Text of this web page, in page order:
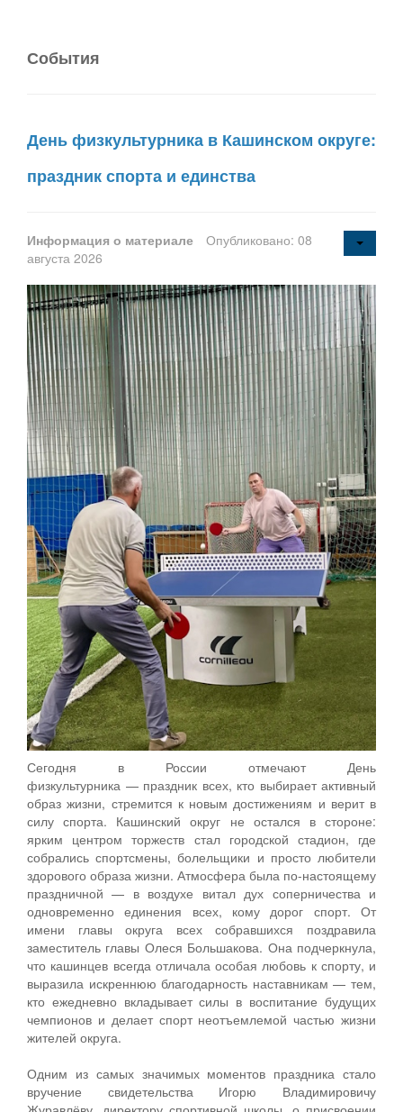
События
День физкультурника в Кашинском округе:
праздник спорта и единства
Информация о материале
Опубликовано: 08
августа 2026
Сегодня в России отмечают День
физкультурника — праздник всех, кто выбирает активный
образ жизни, стремится к новым достижениям и верит в
силу спорта. Кашинский округ не остался в стороне:
ярким центром торжеств стал городской стадион, где
собрались спортсмены, болельщики и просто любители
здорового образа жизни. Атмосфера была по-настоящему
праздничной — в воздухе витал дух соперничества и
одновременно единения всех, кому дорог спорт. От
имени главы округа всех собравшихся поздравила
заместитель главы Олеся Большакова. Она подчеркнула,
что кашинцев всегда отличала особая любовь к спорту, и
выразила искреннюю благодарность наставникам — тем,
кто ежедневно вкладывает силы в воспитание будущих
чемпионов и делает спорт неотъемлемой частью жизни
жителей округа.
Одним из самых значимых моментов праздника стало
вручение свидетельства Игорю Владимировичу